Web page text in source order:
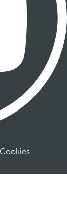
Cookies